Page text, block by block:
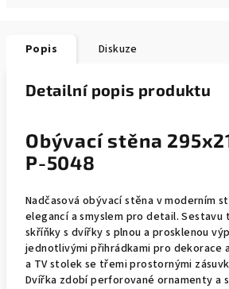
Popis Diskuze
Detailní popis produktu
Obývací stěna
P-5048
Nadčasová obývací stěna v moderním
elegancí a smyslem pro detail. Sestavu
skříňky s dvířky s plnou a prosklenou
jednotlivými přihrádkami pro dekorace
a TV stolek se třemi prostornými
Dvířka zdobí perforované ornamenty a